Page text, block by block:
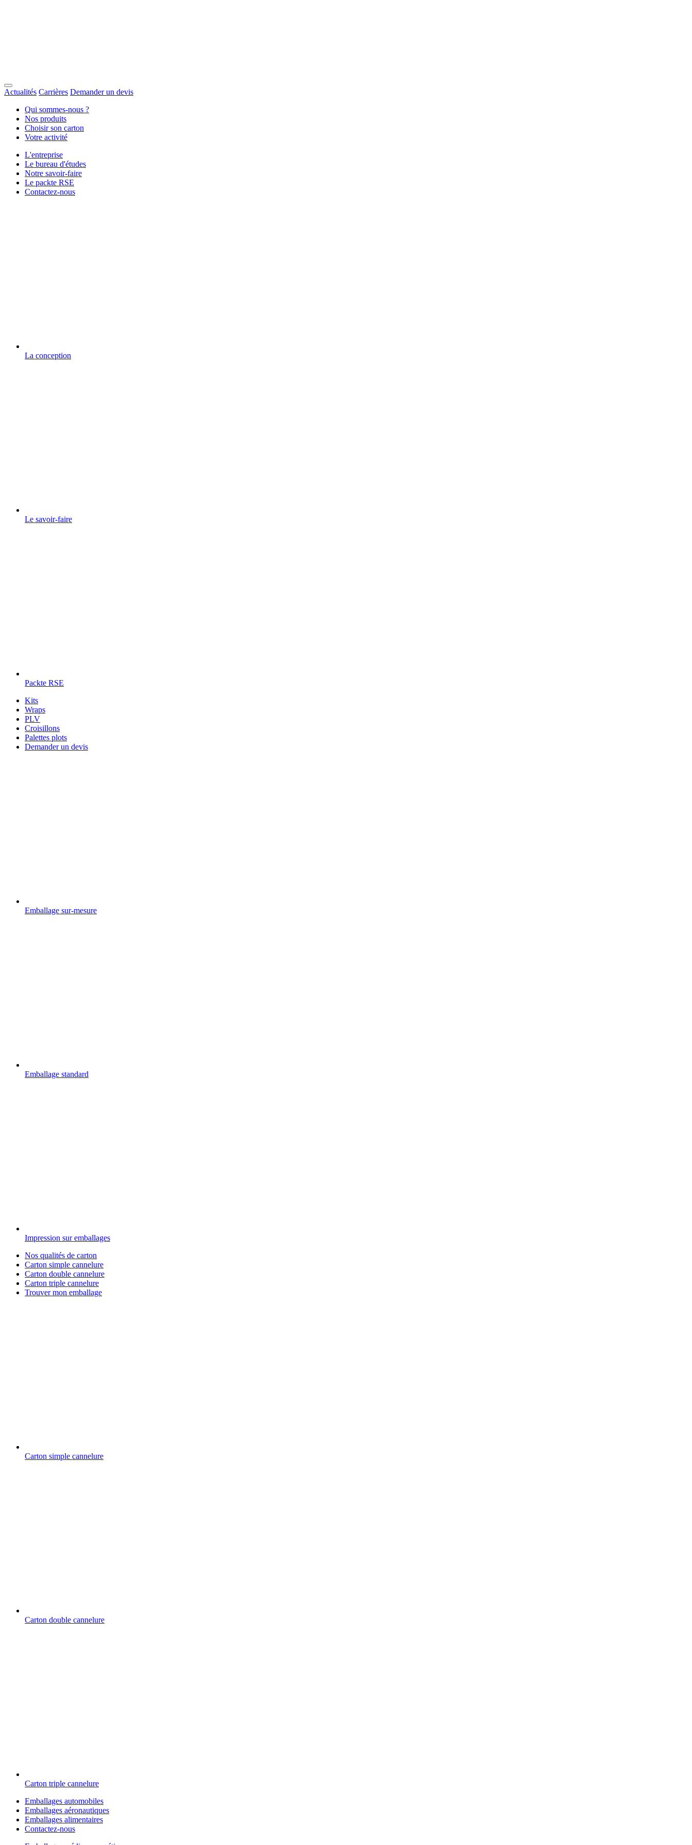
Actualités Carrières Demander un devis
Qui sommes-nous ?
Nos produits
Choisir son carton
Votre activité
L'entreprise
Le bureau d'études
Notre savoir-faire
Le packte RSE
Contactez-nous
La conception
Le savoir-faire
Packte RSE
Kits
Wraps
PLV
Croisillons
Palettes plots
Demander un devis
Emballage sur-mesure
Emballage standard
Impression sur emballages
Nos qualités de carton
Carton simple cannelure
Carton double cannelure
Carton triple cannelure
Trouver mon emballage
Carton simple cannelure
Carton double cannelure
Carton triple cannelure
Emballages automobiles
Emballages aéronautiques
Emballages alimentaires
Contactez-nous